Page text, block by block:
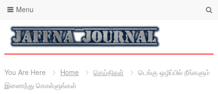
Menu
You Are Here Home செய்திகள்
டெங்கு ஒழிப்பில் நீங்களும்
இணைந்து கொள்ளுங்கள்